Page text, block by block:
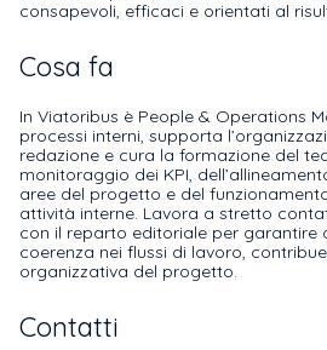
consapevoli, efficaci e orientati al
Cosa fa
In Viatoribus è People & Operations
processi interni, supporta
redazione e cura la formazione del
monitoraggio dei KPI,
aree del progetto e del
attività interne. Lavora a stretto
con il reparto editoriale per garantire
coerenza nei flussi di lavoro,
organizzativa del progetto.
Contatti